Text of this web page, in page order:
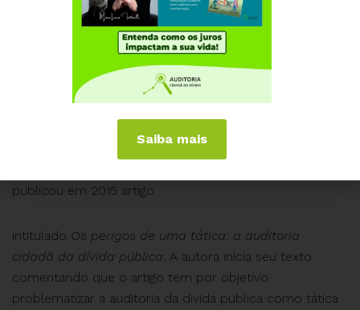
num trono de marfim”.
Sob premissas distintas às de Cava, em especial a
acusação de “esquerdismo” e a
crise como “lugar de disputa que pode ser torcida para
2016 foi de Sofia Manzano. Economista e professora
publicou em 2015 artigo
intitulado Os perigos de uma tática: a auditoria
cidadã da dívida pública. A autora inicia seu texto
comentando que o artigo tem por objetivo
problematizar a auditoria da dívida pública como tática
Saiba mais